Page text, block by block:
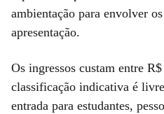
ambientação para envolver
apresentação.
Os ingressos custam entre
classificação indicativa é
entrada para estudantes,